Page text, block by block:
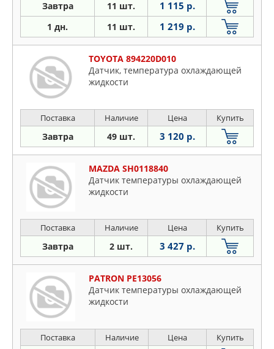
Завтра 11 шт. 1 115 р.
1 дн. 11 шт. 1 219 р.
TOYOTA 894220D010
Датчик, температура охлаждающей
жидкости
Поставка Наличие Цена Купить
Завтра 49 шт. 3 120 р.
MAZDA SH0118840
Датчик температуры охлаждающей
жидкости
Поставка Наличие Цена Купить
Завтра 2 шт. 3 427 р.
PATRON PE13056
Датчик температуры охлаждающей
жидкости
Поставка Наличие Цена Купить